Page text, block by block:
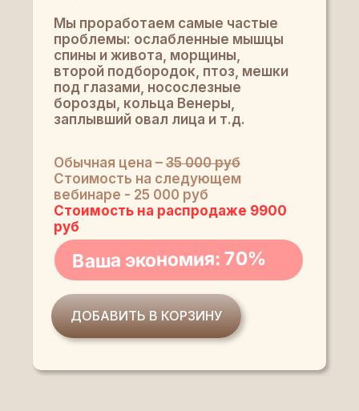
Мы проработаем самые частые
проблемы: ослабленные мышцы
спины и живота, морщины,
второй подбородок, птоз, мешки
под глазами, носослезные
борозды, кольца Венеры,
заплывший овал лица и т.д.
Обычная цена – 35 000 руб
Стоимость на следующем
вебинаре - 25 000 руб
Стоимость на распродаже 9900
руб
Ваша экономия: 70%
ДОБАВИТЬ В КОРЗИНУ